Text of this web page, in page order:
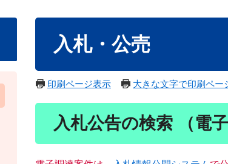
入札・公売
印刷ページ表示 大きな文字で印刷ペー
入札公告の検索 （電